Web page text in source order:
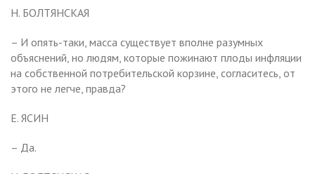
Н. БОЛТЯНСКАЯ
– И опять-таки, масса существует вполне разумных
объяснений, но людям, которые пожинают плоды инфляции
на собственной потребительской корзине, согласитесь, от
этого не легче, правда?
Е. ЯСИН
– Да.